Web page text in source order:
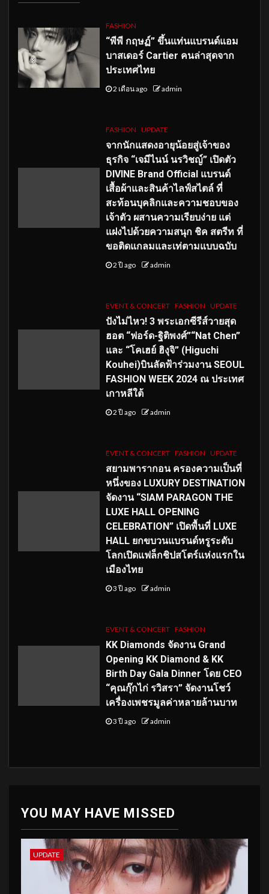
FASHION
“พีพี กฤษฏ์” ขึ้นแท่นแบรนด์แอม
บาสเดอร์ Cartier คนล่าสุดจาก
ประเทศไทย
2 เดือน ago admin
FASHION UPDATE
จากนักแสดงอายุน้อยสู่เจ้าของ
ธุรกิจ “เจมีไนน์ นรวิชญ์” เปิดตัว
DIVINE Brand Official แบรนด์
เสื้อผ้าและสินค้าไลฟ์สไตล์ ที่
สะท้อนบุคลิกและความชอบของ
เจ้าตัว ผสานความเรียบง่าย แต่
แฝงไปด้วยความสนุก ชิค สตรีท ที่
ขอติดแกลมและเท่ตามแบบฉบับ
2 ปี ago admin
EVENT & CONCERT FASHION UPDATE
ปังไม่ไหว! 3 พระเอกซีรีส์วายสุด
ฮอต “ฟอร์ด-ฐิติพงศ์”“Nat Chen”
และ “โคเฮย์ ฮิงุจิ” (Higuchi
Kouhei)บินลัดฟ้าร่วมงาน SEOUL
FASHION WEEK 2024 ณ ประเทศ
เกาหลีใต้
2 ปี ago admin
EVENT & CONCERT FASHION UPDATE
สยามพารากอน ครองความเป็นที่
หนึ่งของ LUXURY DESTINATION
จัดงาน “SIAM PARAGON THE
LUXE HALL OPENING
CELEBRATION” เปิดพื้นที่ LUXE
HALL ยกขบวนแบรนด์หรูระดับ
โลกเปิดแฟล็กชิปสโตร์แห่งแรกใน
เมืองไทย
3 ปี ago admin
EVENT & CONCERT FASHION
KK Diamonds จัดงาน Grand
Opening KK Diamond & KK
Birth Day Gala Dinner โดย CEO
“คุณกุ๊กไก่ รวิสรา” จัดงานโชว์
เครื่องเพชรมูลค่าหลายล้านบาท
3 ปี ago admin
YOU MAY HAVE MISSED
UPDATE